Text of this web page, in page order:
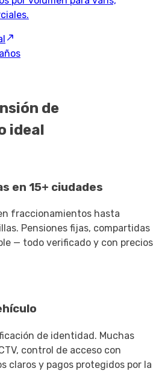
de
ideal
en 15+ ciudades
fraccionamientos hasta
Pensiones fijas, compartidas
— todo verificado y con precios
de identidad. Muchas
control de acceso con
claros y pagos protegidos por la